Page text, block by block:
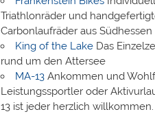
Triathlonräder und
Carbonlaufräder aus Südhessen
King of the LakeDas
rund um den Attersee
MA-13Ankommen und
Leistungssportler oder
13 ist jeder herzlich willkommen.